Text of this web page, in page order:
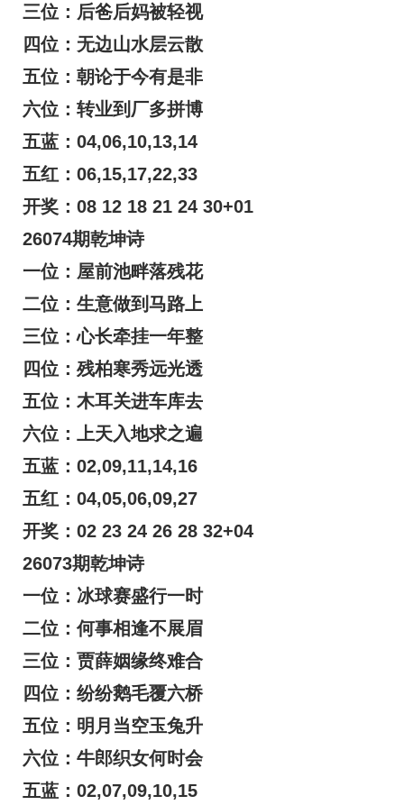
三位：后爸后妈被轻视
四位：无边山水层云散
五位：朝论于今有是非
六位：转业到厂多拼博
五蓝：04,06,10,13,14
五红：06,15,17,22,33
开奖：08 12 18 21 24 30+01
26074期乾坤诗
一位：屋前池畔落残花
二位：生意做到马路上
三位：心长牵挂一年整
四位：残柏寒秀远光透
五位：木耳关进车库去
六位：上天入地求之遍
五蓝：02,09,11,14,16
五红：04,05,06,09,27
开奖：02 23 24 26 28 32+04
26073期乾坤诗
一位：冰球赛盛行一时
二位：何事相逢不展眉
三位：贾薛姻缘终难合
四位：纷纷鹅毛覆六桥
五位：明月当空玉兔升
六位：牛郎织女何时会
五蓝：02,07,09,10,15